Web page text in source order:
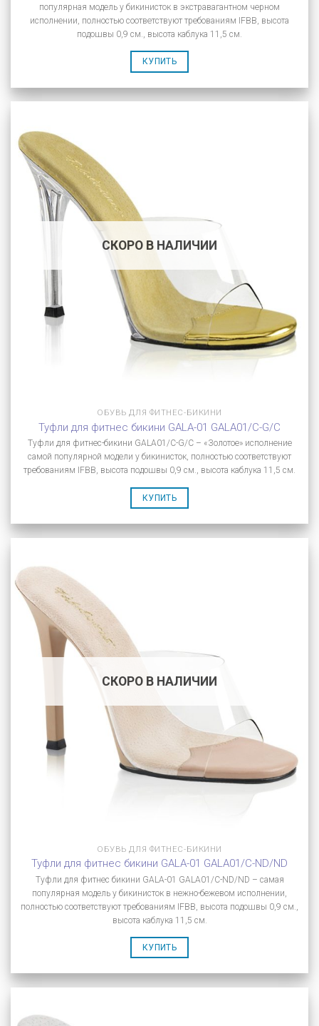
популярная модель у бикинисток в экстравагантном черном
исполнении, полностью соответствуют требованиям IFBB, высота
подошвы 0,9 см., высота каблука 11,5 см.
КУПИТЬ
СКОРО В НАЛИЧИИ
ОБУВЬ ДЛЯ ФИТНЕС-БИКИНИ
Туфли для фитнес бикини GALA-01 GALA01/C-G/C
Туфли для фитнес-бикини GALA01/C-G/C – «Золотое» исполнение
самой популярной модели у бикинисток, полностью соответствуют
требованиям IFBB, высота подошвы 0,9 см., высота каблука 11,5 см.
КУПИТЬ
СКОРО В НАЛИЧИИ
ОБУВЬ ДЛЯ ФИТНЕС-БИКИНИ
Туфли для фитнес бикини GALA-01 GALA01/C-ND/ND
Туфли для фитнес бикини GALA-01 GALA01/C-ND/ND – самая
популярная модель у бикинисток в нежно-бежевом исполнении,
полностью соответствуют требованиям IFBB, высота подошвы 0,9 см.,
высота каблука 11,5 см.
КУПИТЬ